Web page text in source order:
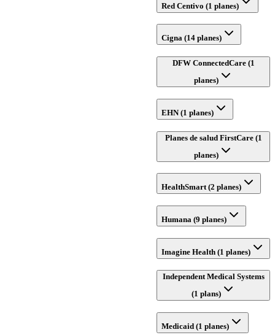
Red Centivo (1 planes)
Cigna (14 planes)
DFW ConnectedCare (1
planes)
EHN (1 planes)
Planes de salud FirstCare (1
planes)
HealthSmart (2 planes)
Humana (9 planes)
Imagine Health (1 planes)
Independent Medical Systems
(1 plans)
Medicaid (1 planes)